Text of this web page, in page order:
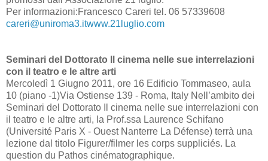
Per informazioni:Francesco Careri tel. 06 57339608
careri@uniroma3.itwww.21luglio.com
Seminari del Dottorato Il cinema nelle sue interrelazioni
con il teatro e le altre arti
Mercoledì 1 Giugno 2011, ore 16 Edificio Tommaseo, aula
10 (piano -1)Via Ostiense 139 - Roma, Italy Nell’ambito dei
Seminari del Dottorato Il cinema nelle sue interrelazioni con
il teatro e le altre arti, la Prof.ssa Laurence Schifano
(Université Paris X - Ouest Nanterre La Défense) terrà una
lezione dal titolo Figurer/filmer les corps suppliciés. La
question du Pathos cinématographique.